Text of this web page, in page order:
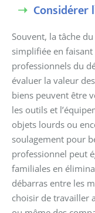
Considérer
Souvent, la tâche
simplifiée en
professionnels du
évaluer la valeur
biens peuvent être
les outils et
objets lourds ou
soulagement pour
professionnel peut
familiales en
débarras entre les
choisir de travailler